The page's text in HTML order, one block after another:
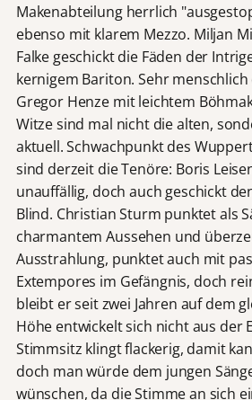
Makenabteilung herrlich
ebenso mit klarem Mezzo. Miljan
Falke geschickt die Fäden der
kernigem Bariton. Sehr
Gregor Henze mit leichtem
Witze sind mal nicht die alten,
aktuell. Schwachpunkt des
sind derzeit die Tenöre: Boris
unauffällig, doch auch geschickt
Blind. Christian Sturm punktet als
charmantem Aussehen und
Ausstrahlung, punktet auch mit
Extempores im Gefängnis, doch
bleibt er seit zwei Jahren auf dem
Höhe entwickelt sich nicht aus der
Stimmsitz klingt flackerig, damit
doch man würde dem jungen
wünschen, da die Stimme an sich